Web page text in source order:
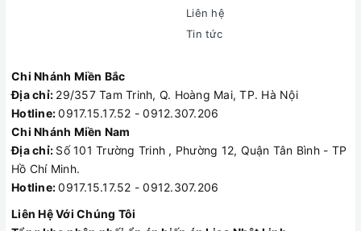
Liên hệ
Tin tức
Chi Nhánh Miền Bắc
Địa chỉ: 29/357 Tam Trinh, Q. Hoàng Mai, TP. Hà Nội
Hotline:0917.15.17.52 - 0912.307.206
Chi Nhánh Miền Nam
Địa chỉ: Số 101 Trường Trinh , Phường 12, Quận Tân Bình - TP
Hồ Chí Minh.
Hotline:0917.15.17.52 - 0912.307.206
Liên Hệ Với Chúng Tôi